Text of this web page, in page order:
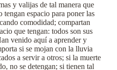
y valijas de tal manera que
tengan espacio para poner las
comodidad; compartan
que tengan: todos son sus
venido aquí a aprender y
si se mojan con la lluvia
a servir a otros; si la muerte
no se detengan; si tienen tal